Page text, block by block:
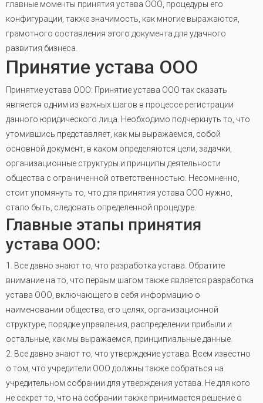
главные моменты принятия устава ООО, процедуры его
конфигурации, также значимость, как многие выражаются,
грамотного составления этого документа для удачного
развития бизнеса.
Принятие устава ООО
Принятие устава ООО: Принятие устава ООО так сказать
является одним из важных шагов в процессе регистрации
данного юридического лица. Необходимо подчеркнуть то, что
утомившись представляет, как мы выражаемся, собой
основной документ, в каком определяются цели, задачки,
организационные структуры и принципы деятельности
общества с ограниченной ответственностью. Несомненно,
стоит упомянуть то, что для принятия устава ООО нужно,
стало быть, следовать определенной процедуре.
Главные этапы принятия
устава ООО:
1. Все давно знают то, что разработка устава. Обратите
внимание на то, что первым шагом также является разработка
устава ООО, включающего в себя информацию о
наименовании общества, его целях, организационной
структуре, порядке управления, распределении прибыли и
остальные, как мы выражаемся, принципиальные данные.
2. Все давно знают то, что утверждение устава. Всем известно
о том, что учредители ООО должны также собраться на
учредительном собрании для утверждения устава. Не для кого
не секрет то, что на собрании также принимается решение о